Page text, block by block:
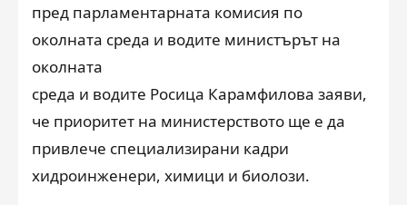
пред парламентарната комисия по
околната среда и водите министърът на
околната
среда и водите Росица Карамфилова заяви,
че приоритет на министерството ще е да
привлече специализирани кадри
хидроинженери, химици и биолози.